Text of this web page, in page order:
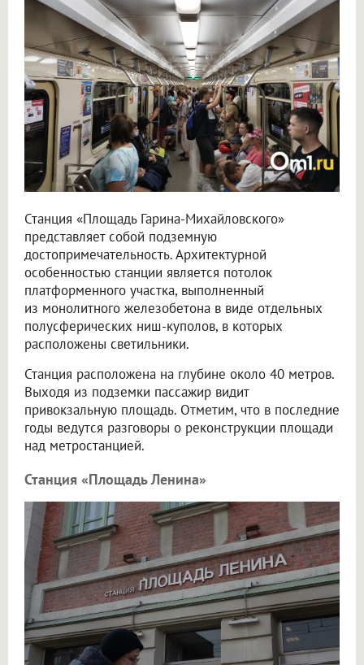
Станция «Площадь Гарина-Михайловского»
представляет собой подземную
достопримечательность. Архитектурной
особенностью станции является потолок
платформенного участка, выполненный
из монолитного железобетона в виде отдельных
полусферических ниш-куполов, в которых
расположены светильники.
Станция расположена на глубине около 40 метров.
Выходя из подземки пассажир видит
привокзальную площадь. Отметим, что в последние
годы ведутся разговоры о реконструкции площади
над метростанцией.
Станция «Площадь Ленина»